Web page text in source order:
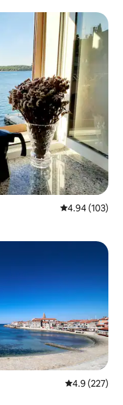
從 103 則評價
4.94 (103)
從 227 則評
4.9 (227)